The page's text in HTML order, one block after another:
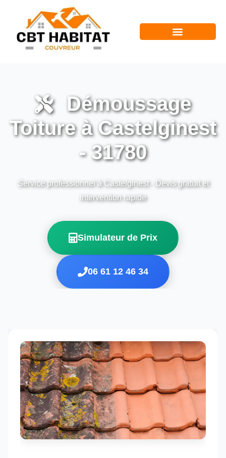
Démoussage
Toiture à Castelginest
- 31780
Service professionnel à Castelginest - Devis gratuit et
intervention rapide
Simulateur de Prix
06 61 12 46 34